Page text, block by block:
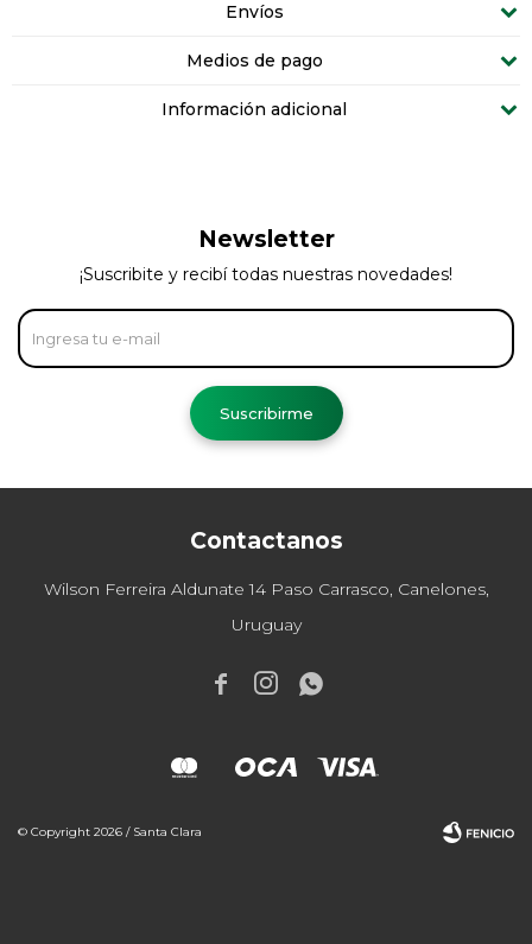
Envíos
Medios de pago
Información adicional
Contactanos
Wilson Ferreira Aldunate 14 Paso Carrasco, Canelones,
Uruguay
  
Newsletter
¡Suscribite y recibí todas nuestras novedades!
Suscribirme
© Copyright 2026 / Santa Clara